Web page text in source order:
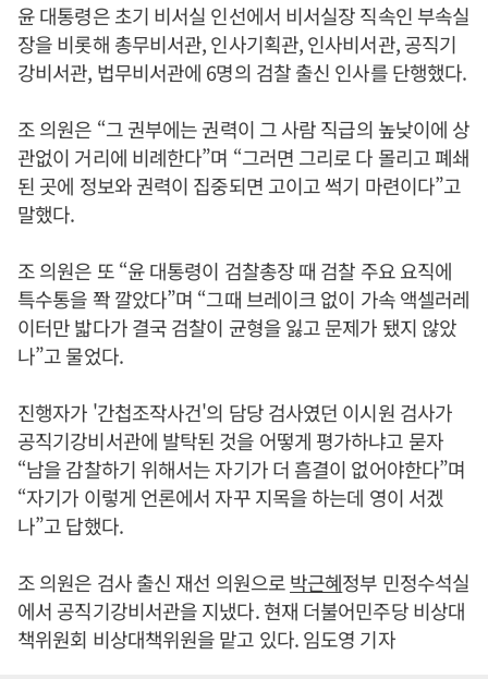
윤 대통령은 초기 비서실 인선에서 비서실장 직속인 부속실
장을 비롯해 총무비서관, 인사기획관, 인사비서관, 공직기
강비서관, 법무비서관에 6명의 검찰 출신 인사를 단행했다.
조 의원은 “그 권부에는 권력이 그 사람 직급의 높낮이에 상
관없이 거리에 비례한다”며 “그러면 그리로 다 몰리고 폐쇄
된 곳에 정보와 권력이 집중되면 고이고 썩기 마련이다”고
말했다.
조 의원은 또 “윤 대통령이 검찰총장 때 검찰 주요 요직에
특수통을 쫙 깔았다”며 “그때 브레이크 없이 가속 액셀러레
이터만 밟다가 결국 검찰이 균형을 잃고 문제가 됐지 않았
나”고 물었다.
진행자가 '간첩조작사건'의 담당 검사였던 이시원 검사가
공직기강비서관에 발탁된 것을 어떻게 평가하냐고 묻자
“남을 감찰하기 위해서는 자기가 더 흠결이 없어야한다”며
“자기가 이렇게 언론에서 자꾸 지목을 하는데 영이 서겠
나”고 답했다.
조 의원은 검사 출신 재선 의원으로박근혜정부 민정수석실
에서 공직기강비서관을 지냈다. 현재 더불어민주당 비상대
책위원회 비상대책위원을 맡고 있다. 임도영 기자